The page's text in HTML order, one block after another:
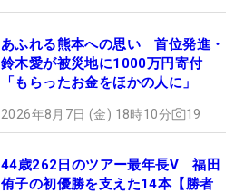
あふれる熊本への思い 首位発進・
鈴木愛が被災地に1000万円寄付
「もらったお金をほかの人に」
2026年8月7日 (金) 18時10分 19
44歳262日のツアー最年長V 福田
侑子の初優勝を支えた14本【勝者